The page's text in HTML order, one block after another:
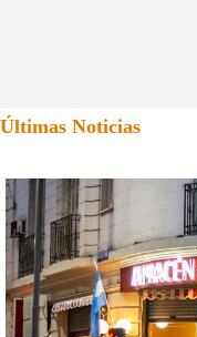
Últimas Noticias